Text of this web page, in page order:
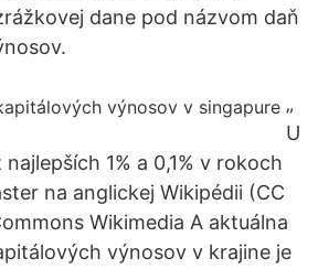
dane pod názvom daň
„
U
1% a 0,1% v rokoch
na anglickej Wikipédii (CC
Wikimedia A aktuálna
výnosov v krajine je